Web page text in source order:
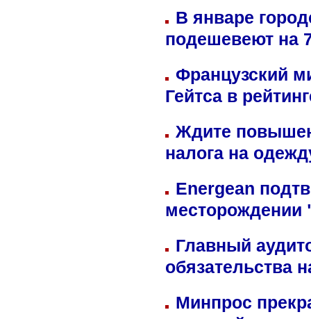
В январе
подешевеют на
Французский
Гейтса в
Ждите
налога на
Energean
Главный
обязательства
Минпрос